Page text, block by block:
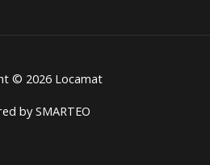
© 2026 Locamat
bySMARTEO